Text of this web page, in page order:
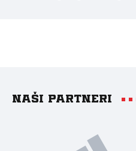
Naši partneri